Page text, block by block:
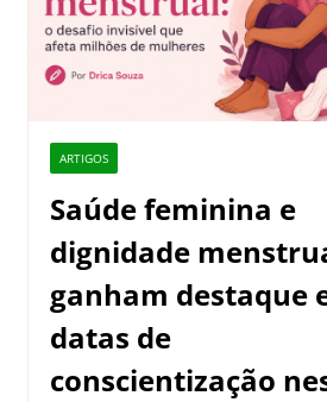
ARTIGOS
Saúde feminina e
dignidade
ganham destaque
datas de
conscientização